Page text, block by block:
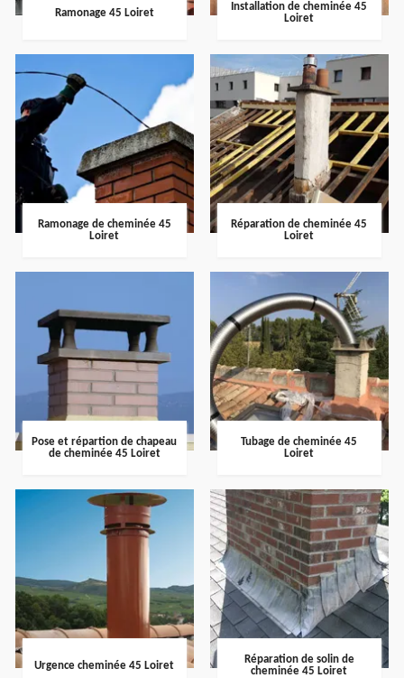
Ramonage 45 Loiret
Installation de cheminée 45
Loiret
Ramonage de cheminée 45
Loiret
Réparation de cheminée 45
Loiret
Pose et répartion de chapeau
de cheminée 45 Loiret
Tubage de cheminée 45
Loiret
Urgence cheminée 45 Loiret
Réparation de solin de
cheminée 45 Loiret